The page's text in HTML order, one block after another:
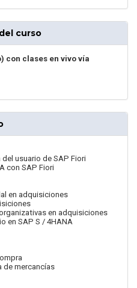
curso
con clases en vivo vía
usuario de SAP Fiori
con SAP Fiori
en adquisiciones
en adquisiciones
en SAP S / 4HANA
de mercancías